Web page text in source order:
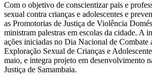
Com o objetivo de conscientizar pais e
sexual contra crianças e adolescentes e
as Promotorias de Justiça de Violência
ministram palestras em escolas da cidade. A
ações iniciadas no Dia Nacional de Combate
Exploração Sexual de Crianças e
maio, e integra projeto em desenvolvimento
Justiça de Samambaia.